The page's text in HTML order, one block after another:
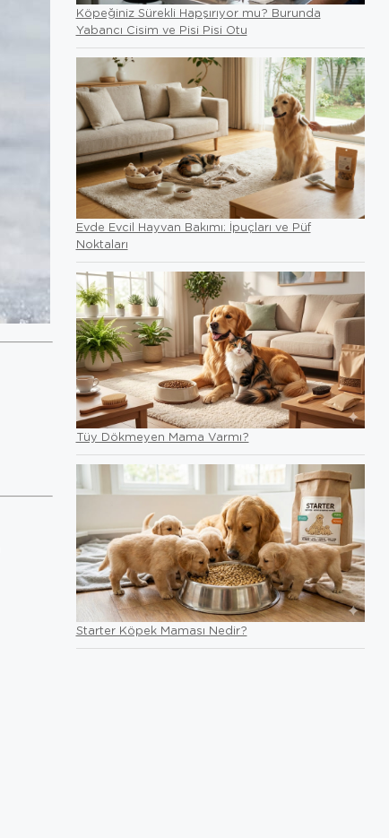
Köpeğiniz Sürekli Hapşırıyor mu? Burunda
Yabancı Cisim ve Pisi Pisi Otu
Evde Evcil Hayvan Bakımı: İpuçları ve Püf
Noktaları
Tüy Dökmeyen Mama Varmı?
Starter Köpek Maması Nedir?